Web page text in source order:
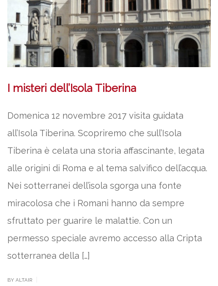
I misteri dell’Isola Tiberina
Domenica 12 novembre 2017 visita guidata
all’Isola Tiberina. Scopriremo che sull’Isola
Tiberina è celata una storia affascinante, legata
alle origini di Roma e al tema salvifico dell’acqua.
Nei sotterranei dell’isola sgorga una fonte
miracolosa che i Romani hanno da sempre
sfruttato per guarire le malattie. Con un
permesso speciale avremo accesso alla Cripta
sotterranea della […]
BY ALTAIR